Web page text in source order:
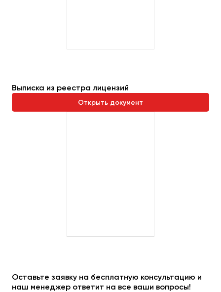
Выписка из реестра лицензий
Открыть документ
Оставьте заявку на бесплатную консультацию и
наш менеджер ответит на все ваши вопросы!